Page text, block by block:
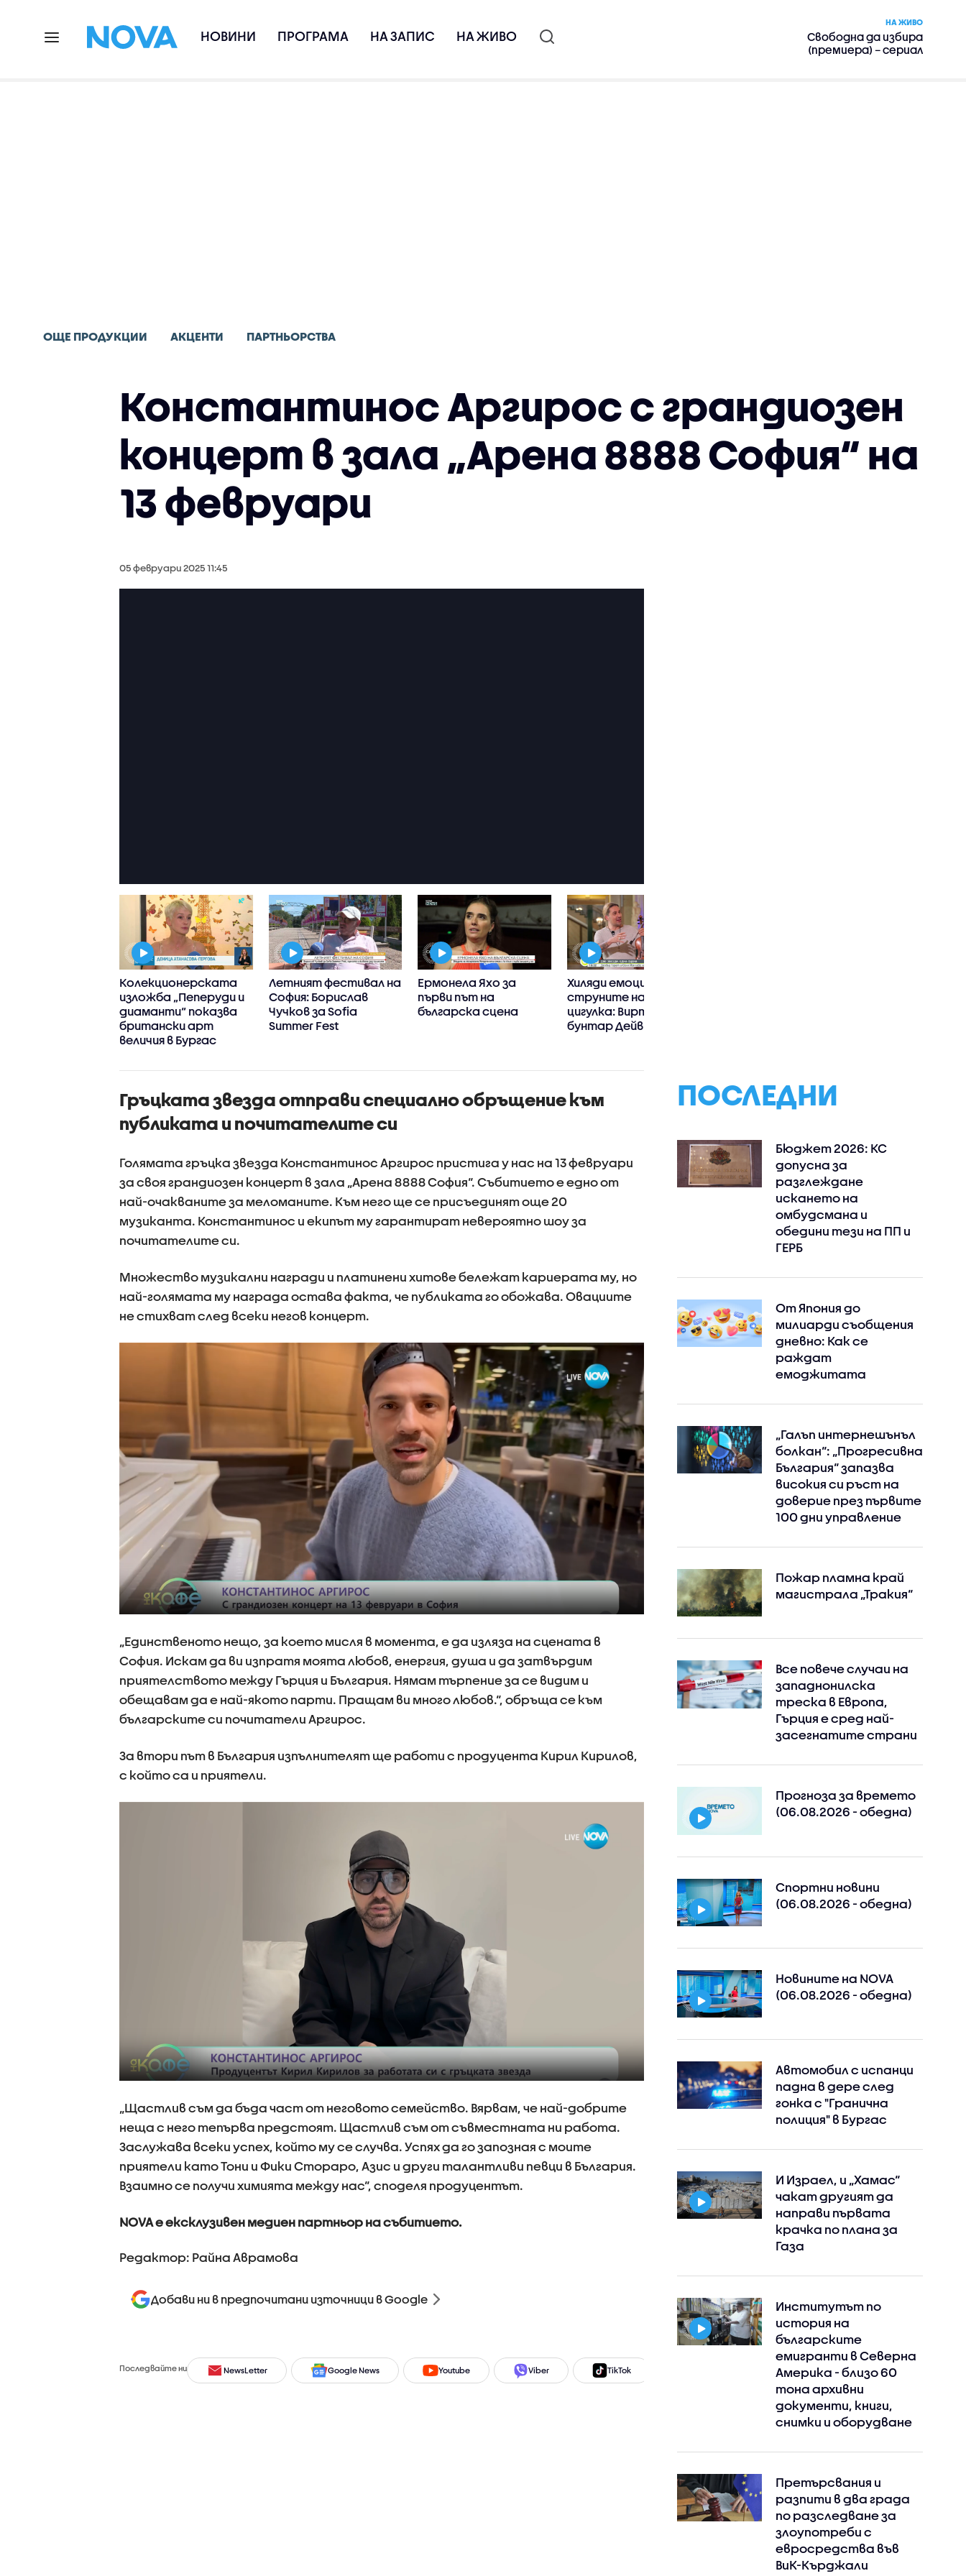
НОВИНИ ПРОГРАМА НА ЗАПИС НА ЖИВО
НА ЖИВО
Свободна да избира
(премиера) – сериал
ОЩЕ ПРОДУКЦИИ АКЦЕНТИ ПАРТНЬОРСТВА
Константинос Аргирос с грандиозен
концерт в зала „Арена 8888 София“ на
13 февруари
05 февруари 2025 11:45
Колекционерската
изложба „Пеперуди и
диаманти“ показва
британски арт
величия в Бургас
Летният фестивал на
София: Борислав
Чучков за Sofia
Summer Fest
Ермонела Яхо за
първи път на
българска сцена
Хиляди емоции от
струните на една
цигулка: Виртуозът и
бунтар Дейвид Гарет
Гръцката звезда отправи специално обръщение към
публиката и почитателите си
Голямата гръцка звезда Константинос Аргирос пристига у нас на 13 февруари
за своя грандиозен концерт в зала „Арена 8888 София“. Събитието е едно от
най-очакваните за меломаните. Към него ще се присъединят още 20
музиканта. Константинос и екипът му гарантират невероятно шоу за
почитателите си.
Множество музикални награди и платинени хитове бележат кариерата му, но
най-голямата му награда остава факта, че публиката го обожава. Овациите
не стихват след всеки негов концерт.
„Единственото нещо, за което мисля в момента, е да изляза на сцената в
София. Искам да ви изпратя моята любов, енергия, душа и да затвърдим
приятелството между Гърция и България. Нямам търпение за се видим и
обещавам да е най-якото парти. Пращам ви много любов.“, обръща се към
българските си почитатели Аргирос.
За втори път в България изпълнителят ще работи с продуцента Кирил Кирилов,
с който са и приятели.
„Щастлив съм да бъда част от неговото семейство. Вярвам, че най-добрите
неща с него тепърва предстоят. Щастлив съм от съвместната ни работа.
Заслужава всеки успех, който му се случва. Успях да го запозная с моите
приятели като Тони и Фики Стораро, Азис и други талантливи певци в България.
Взаимно се получи химията между нас“, споделя продуцентът.
NOVA е ексклузивен медиен партньор на събитието.
Редактор: Райна Аврамова
Добави ни в предпочитани източници в Google
Последвайте ни NewsLetter Google News Youtube Viber TikTok Facebook
ПОСЛЕДНИ
Бюджет 2026: КС
допусна за
разглеждане
искането на
омбудсмана и
обедини тези на ПП и
ГЕРБ
От Япония до
милиарди съобщения
дневно: Как се
раждат
емоджитата
„Галъп интернешънъл
болкан“: „Прогресивна
България“ запазва
високия си ръст на
доверие през първите
100 дни управление
Пожар пламна край
магистрала „Тракия“
Все повече случаи на
западнонилска
треска в Европа,
Гърция е сред най-
засегнатите страни
Прогноза за времето
(06.08.2026 - обедна)
Спортни новини
(06.08.2026 - обедна)
Новините на NOVA
(06.08.2026 - обедна)
Автомобил с испанци
падна в дере след
гонка с "Гранична
полиция" в Бургас
И Израел, и „Хамас“
чакат другият да
направи първата
крачка по плана за
Газа
Институтът по
история на
българските
емигранти в Северна
Америка - близо 60
тона архивни
документи, книги,
снимки и оборудване
Претърсвания и
разпити в два града
по разследване за
злоупотреби с
евросредства във
ВиК-Кърджали